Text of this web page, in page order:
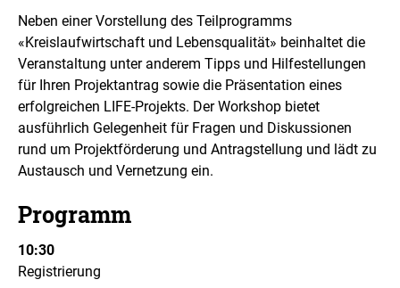
r
v
e
g
r
ö
ß
e
r
e
n
D
a
r
Neben einer Vorstellung des Teilprogramms
«Kreislaufwirtschaft und Lebensqualität» beinhaltet die
Veranstaltung unter anderem Tipps und Hilfestellungen
für Ihren Projektantrag sowie die Präsentation eines
erfolgreichen LIFE-Projekts. Der Workshop bietet
ausführlich Gelegenheit für Fragen und Diskussionen
rund um Projektförderung und Antragstellung und lädt zu
Austausch und Vernetzung ein.
Programm
10:30
Registrierung